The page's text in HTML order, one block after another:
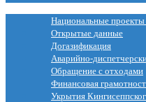
Национальные проекты
Открытые данные
Догазификация
Аварийно-
Обращение с отходами
Финансовая
Укрытия